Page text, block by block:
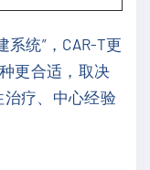
统”，CAR-T更
更合适，取决
疗、中心经验